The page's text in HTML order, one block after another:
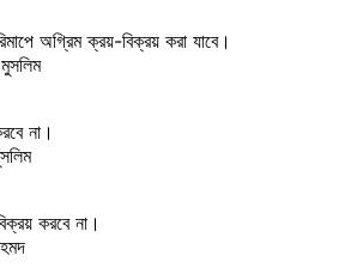
অগ্রিম ক্রয়-বিক্রয় করা যাবে।
না।
করবে না।